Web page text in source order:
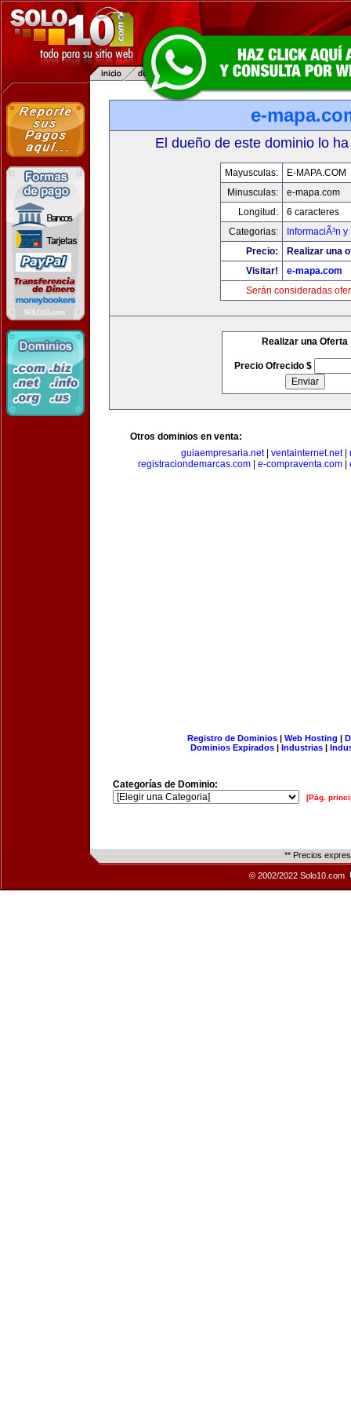
e-
El dueño de este dominio lo
Mayusculas:
E-MAPA.COM
Minusculas:
e-mapa.com
Longitud:
6 caracteres
Categorias:
InformaciÃ³n
Precio:
Realizar una
Visitar!
e-mapa.com
Serán consideradas
Realizar una Oferta
Precio Ofrecido $
Otros dominios en venta:
guiaempresaria.net| ventainternet.net|
registraciondemarcas.com| e-compraventa.com|
Registro de Dominios| Web Hosting |
Dominios Expirados | Industrias |
Categorías de Dominio:
[Pág.
** Precios
© 2002/2022 Solo10.com